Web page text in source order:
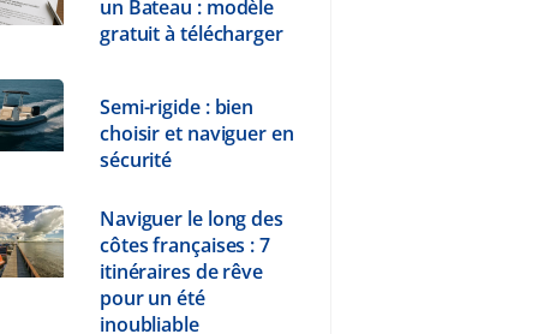
un Bateau : modèle
gratuit à télécharger
Semi-rigide : bien
choisir et naviguer en
sécurité
Naviguer le long des
côtes françaises : 7
itinéraires de rêve
pour un été
inoubliable